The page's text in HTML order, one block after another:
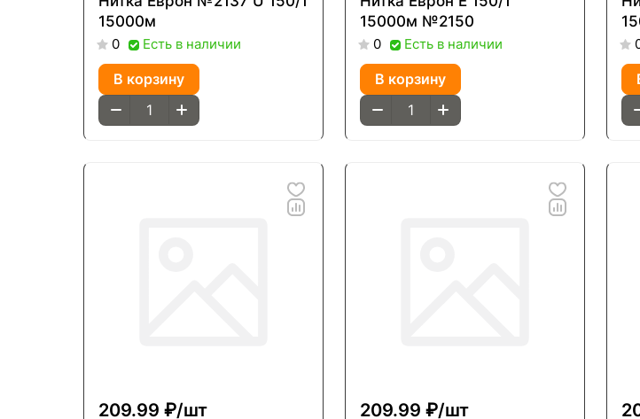
15000м
0 Есть в наличии
В корзину
15000м №2150
0 Есть в наличии
В корзину
209.99 ₽/шт 209.99 ₽/шт